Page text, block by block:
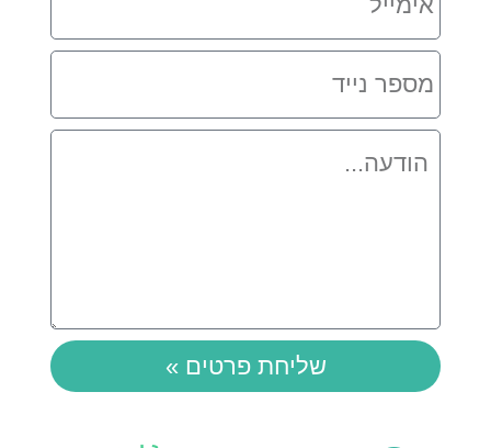
מספר
נייד
הודעה
שליחת פרטים »